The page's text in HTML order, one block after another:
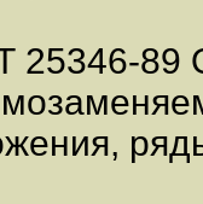
25346-89